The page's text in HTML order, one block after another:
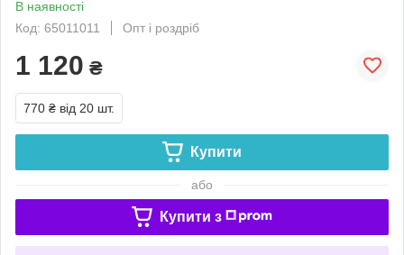
В наявності
Код: 65011011
Опт і роздріб
1 120 ₴
770 ₴ від 20 шт.
Купити
або
Купити з